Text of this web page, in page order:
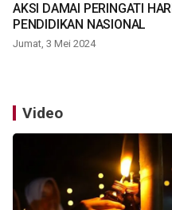
AKSI DAMAI PERINGATI HARI
PENDIDIKAN NASIONAL
Jumat, 3 Mei 2024
Video